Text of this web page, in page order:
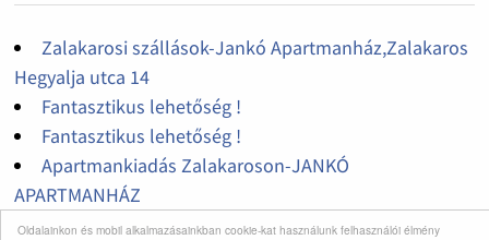
Oldalainkon és mobil alkalmazásainkban cookie-kat használunk felhasználói élmény
Zalakarosi szállások-Jankó Apartmanház,Zalakaros
Hegyalja utca 14
Fantasztikus lehetőség !
Fantasztikus lehetőség !
Apartmankiadás Zalakaroson-JANKÓ
APARTMANHÁZ
Pe-Ki Lux Apartman Székesfehérvár